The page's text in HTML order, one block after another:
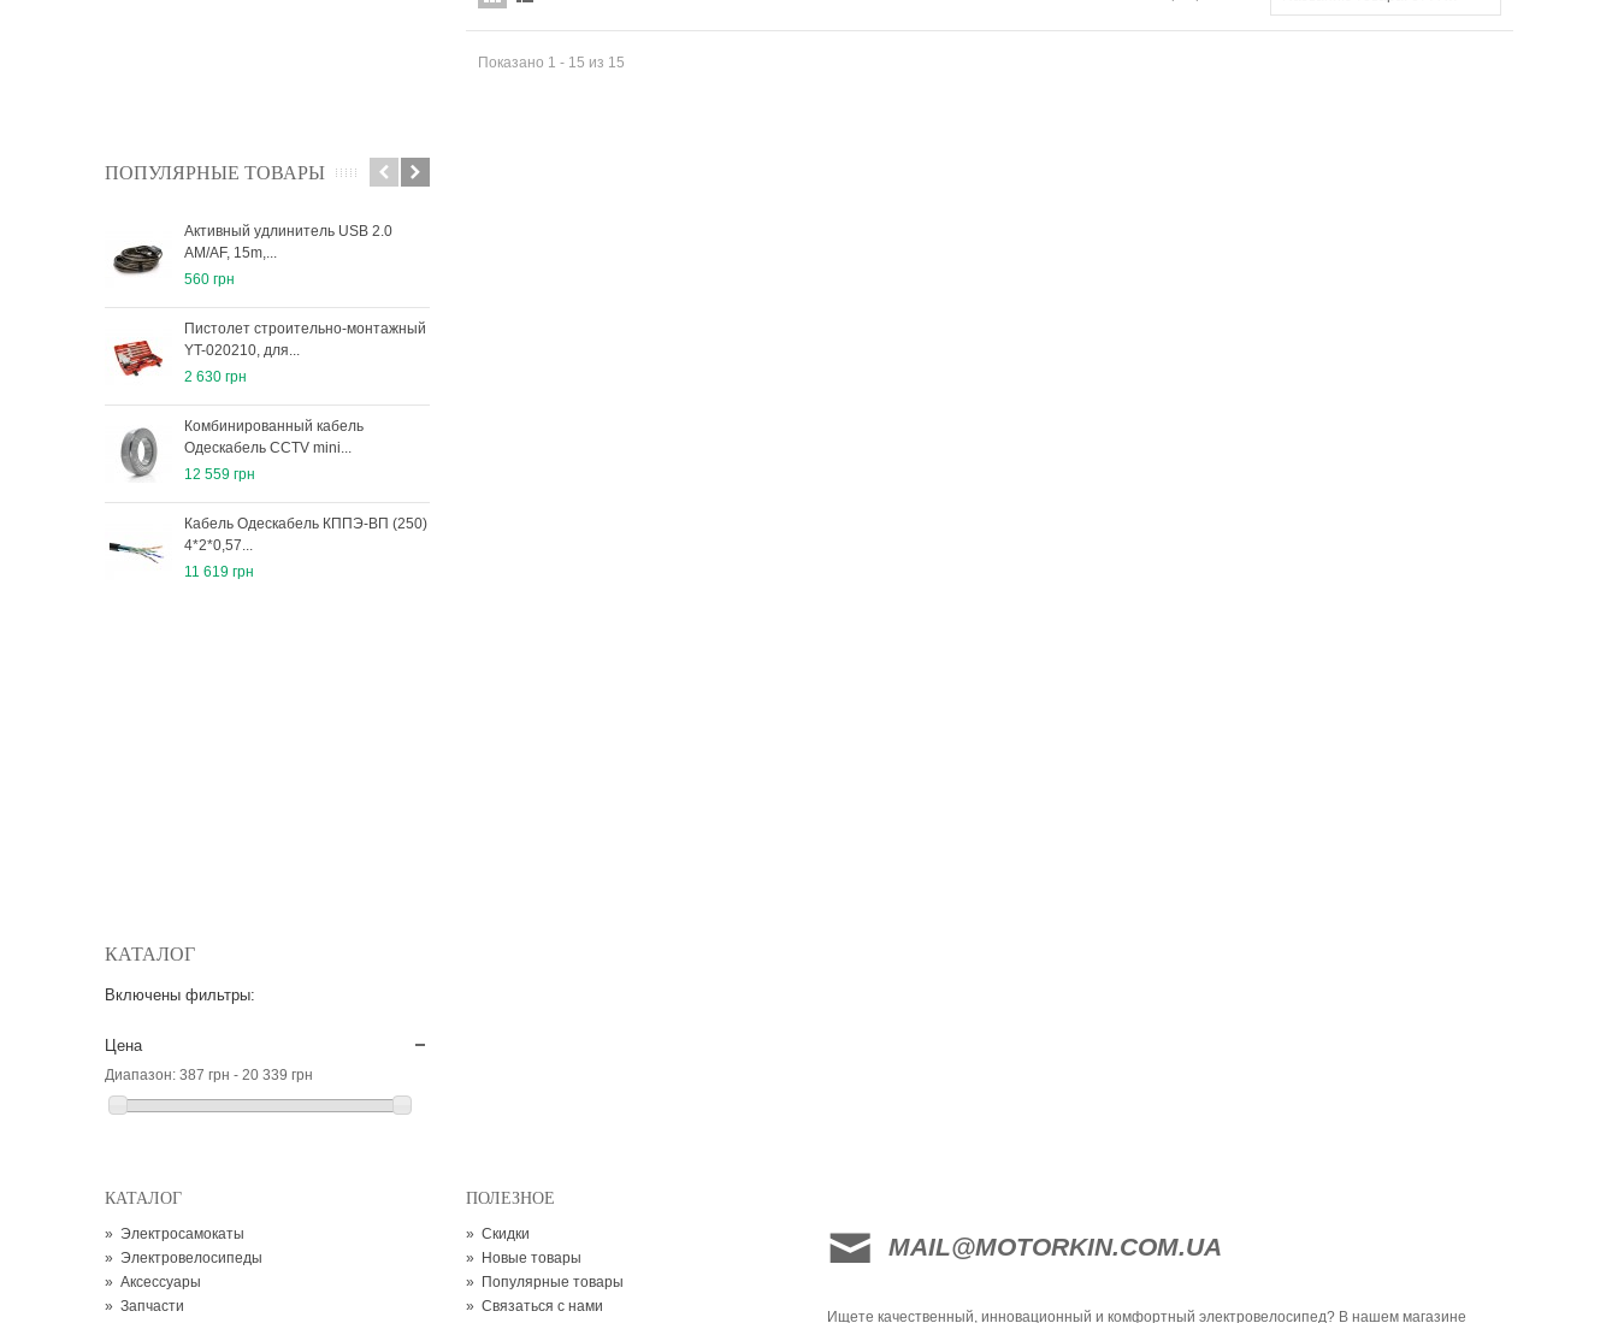
ПОПУЛЯРНЫЕ ТОВАРЫ
Активный удлинитель USB 2.0
AM/AF, 15m,...
560 грн
Пистолет строительно-монтажный
YT-020210, для...
2 630 грн
Комбинированный кабель
Одескабель ССTV mini...
12 559 грн
Кабель Одескабель КППЭ-ВП (250)
4*2*0,57...
11 619 грн
КАТАЛОГ
Включены фильтры:
Цена
Диапазон: 387 грн - 20 339 грн
Показано 1 - 15 из 15
КАТАЛОГ
» Электросамокаты
» Электровелосипеды
» Аксессуары
» Запчасти
ПОЛЕЗНОЕ
» Скидки
» Новые товары
» Популярные товары
» Связаться с нами
MAIL@MOTORKIN.COM.UA
Ищете качественный, инновационный и комфортный электровелосипед? В нашем магазине